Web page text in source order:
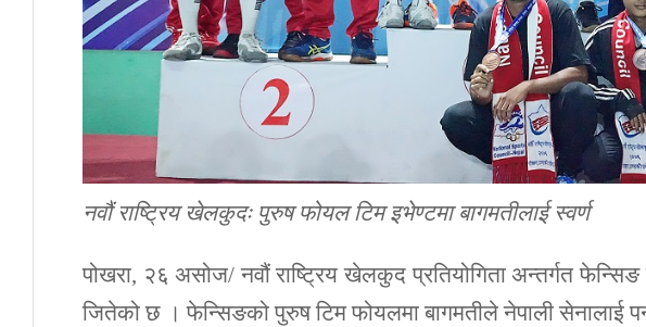
नवौं राष्ट्रिय खेलकुदः पुरुष फोयल टिम इभेण्टमा बागमतीलाई स्वर्ण
पोखरा, २६ असोज/ नवौं राष्ट्रिय खेलकुद प्रतियोगिता अन्तर्गत
जितेको छ । फेन्सिङको पुरुष टिम फोयलमा बागमतीले नेपाली सेनालाई